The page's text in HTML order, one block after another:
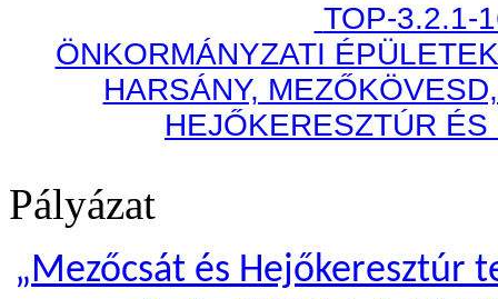
TOP-3.2.1-
ÖNKORMÁNYZATI
HARSÁNY,
HEJŐKERESZTÚR
Pályázat
„Mezőcsát és Hejőkeresztúr